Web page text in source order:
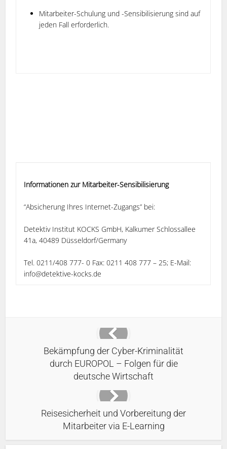
Mitarbeiter-Schulung und -Sensibilisierung sind auf
jeden Fall erforderlich.
Informationen zur Mitarbeiter-Sensibilisierung
“Absicherung Ihres Internet-Zugangs” bei:
Detektiv Institut KOCKS GmbH, Kalkumer Schlossallee
41a, 40489 Düsseldorf/Germany
Tel. 0211/408 777- 0 Fax: 0211 408 777 – 25; E-Mail:
info@detektive-kocks.de
Bekämpfung der Cyber-Kriminalität
durch EUROPOL – Folgen für die
deutsche Wirtschaft
Reisesicherheit und Vorbereitung der
Mitarbeiter via E-Learning